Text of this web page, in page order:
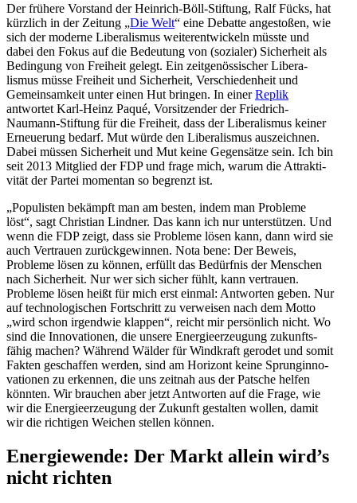
Der frühere Vorstand der Heinrich-Böll-Stiftung, Ralf Fücks, hat
kürzlich in der Zeitung „Die Welt“ eine Debatte angestoßen, wie
sich der moderne Libera­lismus weiter­ent­wi­ckeln müsste und
dabei den Fokus auf die Bedeutung von (sozialer) Sicherheit als
Bedingung von Freiheit gelegt. Ein zeitge­nös­si­scher Libera­
lismus müsse Freiheit und Sicherheit, Verschie­denheit und
Gemein­samkeit unter einen Hut bringen. In einerReplik
antwortet Karl-Heinz Paqué, Vorsit­zender der Friedrich-
Naumann-Stiftung für die Freiheit, dass der Libera­lismus keiner
Erneuerung bedarf. Mut würde den Libera­lismus auszeichnen.
Dabei müssen Sicherheit und Mut keine Gegen­sätze sein. Ich bin
seit 2013 Mitglied der FDP und frage mich, warum die Attrak­ti­
vität der Partei momentan so begrenzt ist.
„Populisten bekämpft man am besten, indem man Probleme
löst“, sagt Christian Lindner. Das kann ich nur unter­stützen. Und
wenn die FDP zeigt, dass sie Probleme lösen kann, dann wird sie
auch Vertrauen zurück­ge­winnen. Nota bene: Der Beweis,
Probleme lösen zu können, erfüllt das Bedürfnis der Menschen
nach Sicherheit. Nur wer sich sicher fühlt, kann vertrauen.
Probleme lösen heißt für mich erst einmal: Antworten geben. Nur
auf techno­lo­gi­schen Fortschritt zu verweisen nach dem Motto
„wird schon irgendwie klappen“, reicht mir persönlich nicht. Wo
sind die Innova­tionen, die unsere Energie­er­zeugung zukunfts­
fähig machen? Während Wälder für Windkraft gerodet und somit
Fakten geschaffen werden, sind am Horizont keine Sprung­in­no­
va­tionen zu erkennen, die uns zeitnah aus der Patsche helfen
könnten. Wir brauchen aber jetzt Antworten auf die Frage, wie
wir die Energie­er­zeugung der Zukunft gestalten wollen, damit
wir die richtigen Weichen stellen können.
Energie­wende: Der Markt allein wird’s
nicht richten